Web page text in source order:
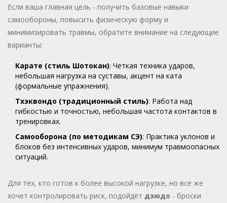
Если ваша главная цель - получить базовые навыки
самообороны, повысить физическую форму и
минимизировать травмы, обратите внимание на следующие
варианты:
Карате (стиль Шотокан): Четкая техника ударов,
небольшая нагрузка на суставы, акцент на ката
(формальные упражнения).
Тхэквондо (традиционный стиль): Работа над
гибкостью и точностью, небольшая частота контактов в
тренировках.
Самооборона (по методикам СЭ): Практика уклонов и
блоков без интенсивных ударов, минимум травмоопасных
ситуаций.
Для тех, кто готов к более высокой нагрузке, но всё же
хочет контролировать риск, подойдёт дзюдо - броски